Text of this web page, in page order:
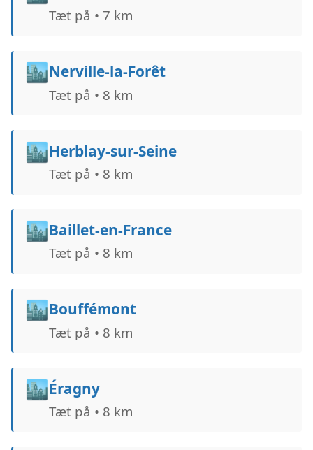
Tæt på • 7 km
🏙️Nerville-la-Forêt
Tæt på • 8 km
🏙️Herblay-sur-Seine
Tæt på • 8 km
🏙️Baillet-en-France
Tæt på • 8 km
🏙️Bouffémont
Tæt på • 8 km
🏙️Éragny
Tæt på • 8 km